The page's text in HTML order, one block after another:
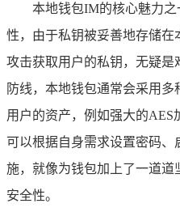
本地钱包IM的核心魅力
性，由于私钥被妥善地存储
攻击获取用户的私钥，无疑
防线，本地钱包通常会采用
用户的资产，例如强大的
可以根据自身需求设置密码
施，就像为钱包加上了一道道
安全性。